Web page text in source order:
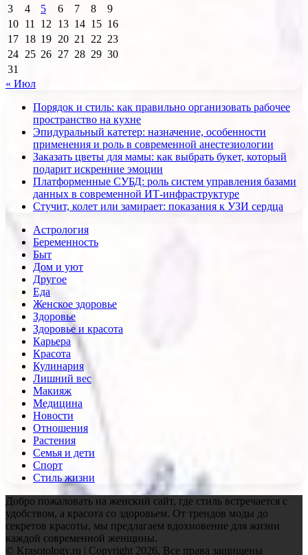
3
4 5 6 7 8
9
10 11 12 13 14 15 16
17 18 19 20 21 22 23
24 25 26 27 28 29 30
31
« Июл
Порядок и стиль: как правильно организовать рабочее
пространство на кухне
Эпидуральный катетер: назначение, особенности
применения и роль в современной анестезиологии
Заказать цветы для мамы: как выбрать букет, который
подарит искренние эмоции
Платформенные СУБД: роль систем управления базами
данных в современной ИТ-инфраструктуре
Стучит, колет или замирает: показания к УЗИ сердца
Астрология
Беременность
Быт
Дом и уют
Другое
Еда
Женское здоровье
Здоровье
Здоровье и красота
Карьера
Красота
Кулинария
Лишний вес
Макияж
Медицина
Новости
Отношения
Растения
Семья и дети
Спорт
Стиль жизни
Добро пожаловать на женский сайт, где стиль встречается с
удобством, а красота со здоровьем. От трендов моды до
секретов красоты, мы предлагаем вдохновение для жизни
каждой современной женщины.
© Krasotology.ru | Copyright 2026, Все права защищены